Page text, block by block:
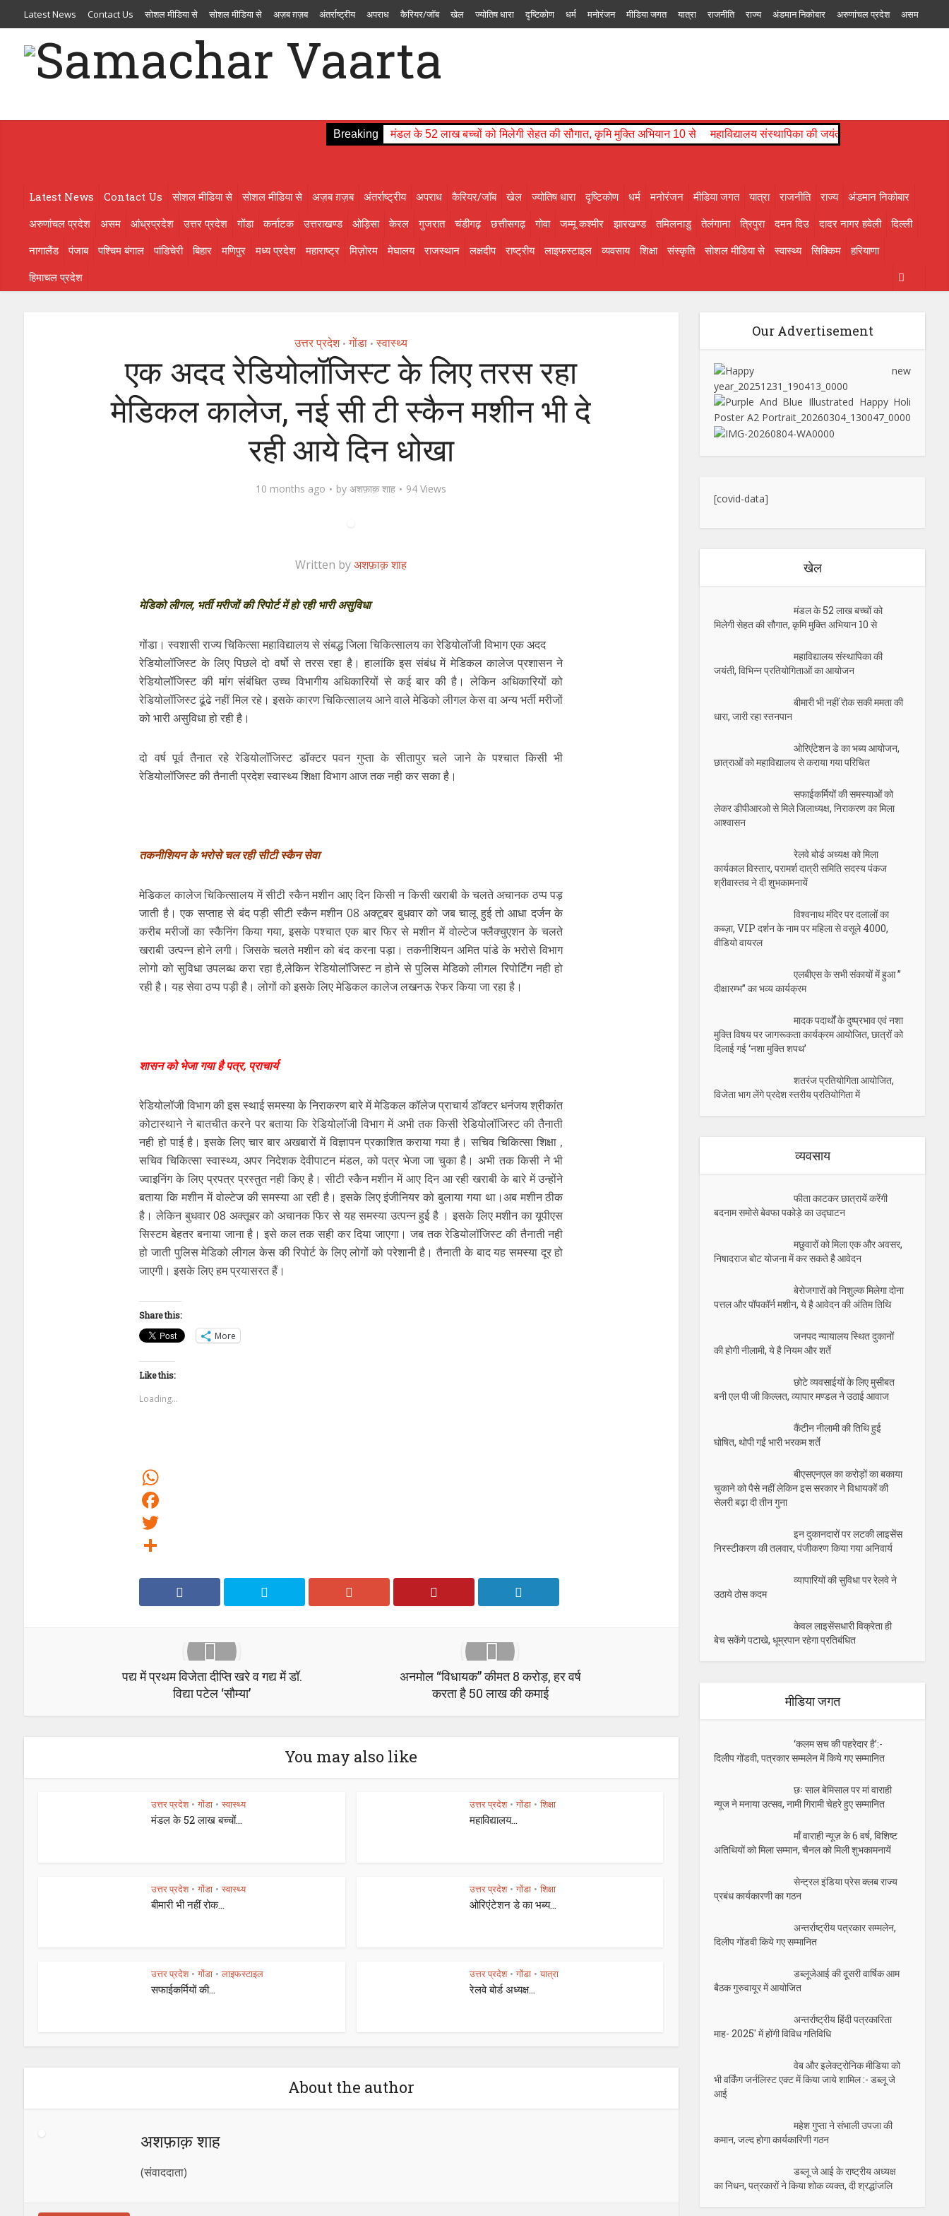
Latest News Contact Us सोशल मीडिया से सोशल मीडिया से अज़ब ग़ज़ब अंतर्राष्ट्रीय अपराध कैरियर/जॉब खेल ज्योतिष धारा दृष्टिकोण धर्म मनोरंजन मीडिया जगत यात्रा राजनीति राज्य अंडमान निकोबार अरुणांचल प्रदेश असम
आंध्रप्रदेश उत्तराखण्ड गुजरात गोवा
मणिपुर मध्य प्रदेश मिज़ोरम मेघालय राजस्थान लक्षदीप राष्ट्रीय लाइफस्टाइल व्यवसाय शिक्षा संस्कृति
Breaking मंडल के 52 लाख बच्चों को मिलेगी सेहत की सौगात, कृमि मुक्ति अभियान 10 से महाविद्यालय संस्थापिका की जयंती, विभिन्न प्रतियोगिताओं
Latest News Contact Us सोशल मीडिया से सोशल मीडिया से अज़ब ग़ज़ब अंतर्राष्ट्रीय अपराध कैरियर/जॉब खेल ज्योतिष धारा दृष्टिकोण धर्म मनोरंजन मीडिया जगत यात्रा राजनीति राज्य
अंडमान निकोबार
अरुणांचल प्रदेश
असम आंध्रप्रदेश उत्तर प्रदेश गोंडा कर्नाटक उत्तराखण्ड ओड़िसा केरल गुजरात चंडीगढ़ छत्तीसगढ़ गोवा जम्मू कश्मीर झारखण्ड तमिलनाडु तेलंगाना त्रिपुरा दमन दिउ दादर नागर हवेली
दिल्ली
नागालैंड
पंजाब पश्चिम बंगाल पांडिचेरी बिहार मणिपुर मध्य प्रदेश महाराष्ट्र मिज़ोरम मेघालय राजस्थान लक्षदीप राष्ट्रीय लाइफस्टाइल व्यवसाय शिक्षा संस्कृति सोशल मीडिया से स्वास्थ्य सिक्किम
हरियाणा
हिमाचल प्रदेश
उत्तर प्रदेश • गोंडा • स्वास्थ्य
एक अदद रेडियोलॉजिस्ट के लिए तरस रहा
मेडिकल कालेज, नई सी टी स्कैन मशीन भी दे
रही आये दिन धोखा
10 months ago byअशफ़ाक़ शाह 94 Views
Written byअशफ़ाक़ शाह
मेडिको लीगल, भर्ती मरीजों की रिपोर्ट में हो रही भारी असुविधा
गोंडा। स्वशासी राज्य चिकित्सा महाविद्यालय से संबद्ध जिला चिकित्सालय का रेडियोलॉजी विभाग एक अदद
रेडियोलॉजिस्ट के लिए पिछले दो वर्षो से तरस रहा है। हालांकि इस संबंध में मेडिकल कालेज प्रशासन ने
रेडियोलॉजिस्ट की मांग संबंधित उच्च विभागीय अधिकारियों से कई बार की है। लेकिन अधिकारियों को
रेडियोलॉजिस्ट ढूंढे नहीं मिल रहे। इसके कारण चिकित्सालय आने वाले मेडिको लीगल केस वा अन्य भर्ती मरीजों
को भारी असुविधा हो रही है।
दो वर्ष पूर्व तैनात रहे रेडियोलॉजिस्ट डॉक्टर पवन गुप्ता के सीतापुर चले जाने के पश्चात किसी भी
रेडियोलॉजिस्ट की तैनाती प्रदेश स्वास्थ्य शिक्षा विभाग आज तक नही कर सका है।
तकनीशियन के भरोसे चल रही सीटी स्कैन सेवा
मेडिकल कालेज चिकित्सालय में सीटी स्कैन मशीन आए दिन किसी न किसी खराबी के चलते अचानक ठप्प पड़
जाती है। एक सप्ताह से बंद पड़ी सीटी स्कैन मशीन 08 अक्टूबर बुधवार को जब चालू हुई तो आधा दर्जन के
करीब मरीजों का स्कैनिंग किया गया, इसके पश्चात एक बार फिर से मशीन में वोल्टेज फ्लैक्चुएशन के चलते
खराबी उत्पन्न होने लगी। जिसके चलते मशीन को बंद करना पड़ा। तकनीशियन अमित पांडे के भरोसे विभाग
लोगो को सुविधा उपलब्ध करा रहा है,लेकिन रेडियोलॉजिस्ट न होने से पुलिस मेडिको लीगल रिपोर्टिंग नही हो
रही है। यह सेवा ठप्प पड़ी है। लोगों को इसके लिए मेडिकल कालेज लखनऊ रेफर किया जा रहा है।
शासन को भेजा गया है पत्र, प्राचार्य
रेडियोलॉजी विभाग की इस स्थाई समस्या के निराकरण बारे में मेडिकल कॉलेज प्राचार्य डॉक्टर धनंजय श्रीकांत
कोटास्थाने ने बातचीत करने पर बताया कि रेडियोलॉजी विभाग में अभी तक किसी रेडियोलॉजिस्ट की तैनाती
नही हो पाई है। इसके लिए चार बार अखबारों में विज्ञापन प्रकाशित कराया गया है। सचिव चिकित्सा शिक्षा ,
सचिव चिकित्सा स्वास्थ्य, अपर निदेशक देवीपाटन मंडल, को पत्र भेजा जा चुका है। अभी तक किसी ने भी
ज्वाइनिंग के लिए प्रपत्र प्रस्तुत नही किए है। सीटी स्कैन मशीन में आए दिन आ रही खराबी के बारे में उन्होंने
बताया कि मशीन में वोल्टेज की समस्या आ रही है। इसके लिए इंजीनियर को बुलाया गया था।अब मशीन ठीक
है। लेकिन बुधवार 08 अक्तूबर को अचानक फिर से यह समस्या उत्पन्न हुई है । इसके लिए मशीन का यूपीएस
सिस्टम बेहतर बनाया जाना है। इसे कल तक सही कर दिया जाएगा। जब तक रेडियोलॉजिस्ट की तैनाती नही
हो जाती पुलिस मेडिको लीगल केस की रिपोर्ट के लिए लोगों को परेशानी है। तैनाती के बाद यह समस्या दूर हो
जाएगी। इसके लिए हम प्रयासरत हैं।
Share this:
More
Like this:
Loading...
WhatsApp
Facebook
Twitter
पद्य में प्रथम विजेता दीप्ति खरे व गद्य में डॉ.
विद्या पटेल ‘सौम्या’
अनमोल “विधायक” कीमत 8 करोड़, हर वर्ष
करता है 50 लाख की कमाई
You may also like
उत्तर प्रदेश • गोंडा • स्वास्थ्य
मंडल के 52 लाख बच्चों...
उत्तर प्रदेश • गोंडा • शिक्षा
महाविद्यालय...
उत्तर प्रदेश • गोंडा • स्वास्थ्य
बीमारी भी नहीं रोक...
उत्तर प्रदेश • गोंडा • शिक्षा
ओरिएंटेशन डे का भब्य...
उत्तर प्रदेश • गोंडा • लाइफस्टाइल
सफाईकर्मियों की...
उत्तर प्रदेश • गोंडा • यात्रा
रेलवे बोर्ड अध्यक्ष...
About the author
अशफ़ाक़ शाह
(संवाददाता)
Our Advertisement
[covid-data]
खेल
मंडल के 52 लाख बच्चों को
मिलेगी सेहत की सौगात, कृमि मुक्ति अभियान 10 से
महाविद्यालय संस्थापिका की
जयंती, विभिन्न प्रतियोगिताओं का आयोजन
बीमारी भी नहीं रोक सकी ममता की
धारा, जारी रहा स्तनपान
ओरिएंटेशन डे का भब्य आयोजन,
छात्राओं को महाविद्यालय से कराया गया परिचित
सफाईकर्मियों की समस्याओं को
लेकर डीपीआरओ से मिले जिलाध्यक्ष, निराकरण का मिला
आश्वासन
रेलवे बोर्ड अध्यक्ष को मिला
कार्यकाल विस्तार, परामर्श दात्री समिति सदस्य पंकज
श्रीवास्तव ने दी शुभकामनायें
विश्वनाथ मंदिर पर दलालों का
कब्ज़ा, VIP दर्शन के नाम पर महिला से वसूले 4000,
वीडियो वायरल
एलबीएस के सभी संकायों में हुआ ”
दीक्षारम्भ” का भव्य कार्यक्रम
मादक पदार्थों के दुष्प्रभाव एवं नशा
मुक्ति विषय पर जागरूकता कार्यक्रम आयोजित, छात्रों को
दिलाई गई ‘नशा मुक्ति शपथ’
शतरंज प्रतियोगिता आयोजित,
विजेता भाग लेंगे प्रदेश स्तरीय प्रतियोगिता में
व्यवसाय
फीता काटकर छात्रायें करेंगी
बदनाम समोसे बेवफा पकोड़े का उद्घाटन
मछुवारों को मिला एक और अवसर,
निषादराज बोट योजना में कर सकते है आवेदन
बेरोजगारों को निशुल्क मिलेगा दोना
पत्तल और पॉपकॉर्न मशीन, ये है आवेदन की अंतिम तिथि
जनपद न्यायालय स्थित दुकानों
की होगी नीलामी, ये है नियम और शर्ते
छोटे व्यवसाईयों के लिए मुसीबत
बनी एल पी जी किल्लत, व्यापार मण्डल ने उठाई आवाज
कैंटीन नीलामी की तिथि हुई
घोषित, थोपी गईं भारी भरकम शर्ते
बीएसएनएल का करोड़ों का बकाया
चुकाने को पैसे नहीं लेकिन इस सरकार ने विधायकों की
सेलरी बढ़ा दी तीन गुना
इन दुकानदारों पर लटकी लाइसेंस
निरस्टीकरण की तलवार, पंजीकरण किया गया अनिवार्य
व्यापारियों की सुविधा पर रेलवे ने
उठाये ठोस कदम
केवल लाइसेंसधारी विक्रेता ही
बेच सकेंगे पटाखे, धूम्रपान रहेगा प्रतिबंधित
मीडिया जगत
‘कलम सच की पहरेदार है’:-
दिलीप गोंडवी, पत्रकार सम्मलेन में किये गए सम्मानित
छः साल बेमिसाल पर मां वाराही
न्यूज ने मनाया उत्सव, नामी गिरामी चेहरे हुए सम्मानित
माँ वाराही न्यूज़ के 6 वर्ष, विशिष्ट
अतिथियों को मिला सम्मान, चैनल को मिली शुभकामनायें
सेन्ट्रल इंडिया प्रेस क्लब राज्य
प्रबंध कार्यकारणी का गठन
अन्तर्राष्ट्रीय पत्रकार सम्मलेन,
दिलीप गोंडवी किये गए सम्मानित
डब्लूजेआई की दूसरी वार्षिक आम
बैठक गुरुवायूर में आयोजित
अन्तर्राष्ट्रीय हिंदी पत्रकारिता
माह- 2025′ में होंगी विविध गतिविधि
वेब और इलेक्ट्रोनिक मीडिया को
भी वर्किंग जर्नलिस्ट एक्ट में किया जाये शामिल :- डब्लू जे
आई
महेश गुप्ता ने संभाली उपजा की
कमान, जल्द होगा कार्यकारिणी गठन
डब्लू जे आई के राष्ट्रीय अध्यक्ष
का निधन, पत्रकारों ने किया शोक व्यक्त, दी श्रद्धांजलि